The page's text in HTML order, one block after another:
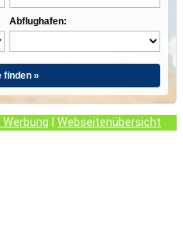
Abflughafen:
finden »
Werbung Webseitenübersicht